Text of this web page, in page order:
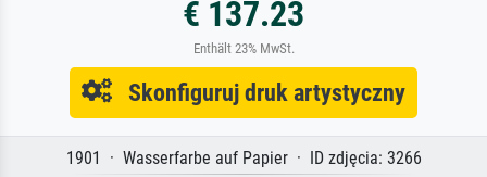
€ 137.23
Enthält 23% MwSt.
Skonfiguruj druk artystyczny
1901 · Wasserfarbe auf Papier · ID zdjęcia: 3266